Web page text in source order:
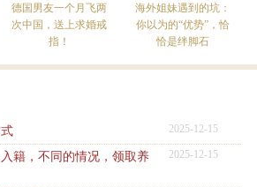
德国男友一个月飞两
次中国，送上求婚戒
指！
海外姐妹遇到的坑：
你以为的“优势”，恰
恰是绊脚石
2025-12-15
籍，不同的情况，领取养
2025-12-15